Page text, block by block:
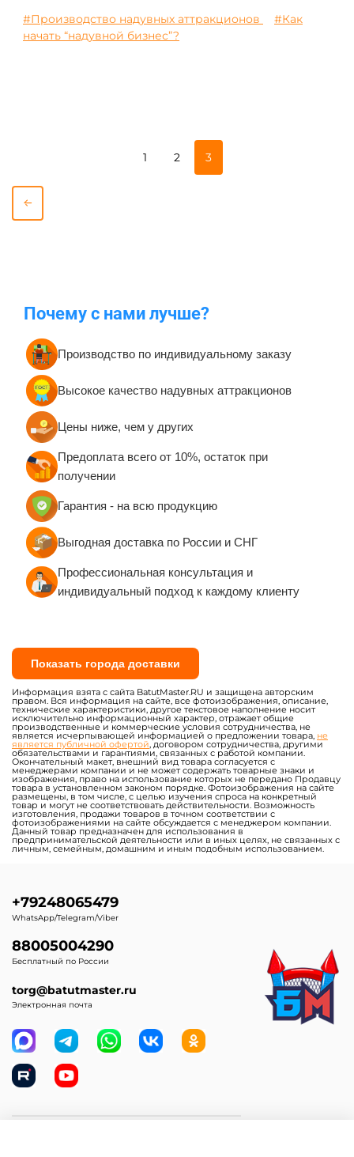
#Производство надувных аттракционов
#Как
начать “надувной бизнес”?
1 2 3
Почему с нами лучше?
Производство по индивидуальному заказу
Высокое качество надувных аттракционов
Цены ниже, чем у других
Предоплата всего от 10%, остаток при
получении
Гарантия - на всю продукцию
Выгодная доставка по России и СНГ
Профессиональная консультация и
индивидуальный подход к каждому клиенту
Показать города доставки
Информация взята с сайта BatutMaster.RU и защищена авторским
правом. Вся информация на сайте, все фотоизображения, описание,
технические характеристики, другое текстовое наполнение носит
исключительно информационный характер, отражает общие
производственные и коммерческие условия сотрудничества, не
является исчерпывающей информацией о предложении товара, не
является публичной офертой , договором сотрудничества, другими
обязательствами и гарантиями, связанных с работой компании.
Окончательный макет, внешний вид товара согласуется с
менеджерами компании и не может содержать товарные знаки и
изображения, право на использование которых не передано Продавцу
товара в установленном законом порядке. Фотоизображения на сайте
размещены, в том числе, с целью изучения спроса на конкретный
товар и могут не соответствовать действительности. Возможность
изготовления, продажи товаров в точном соответствии с
фотоизображениями на сайте обсуждается с менеджером компании.
Данный товар предназначен для использования в
предпринимательской деятельности или в иных целях, не связанных с
личным, семейным, домашним и иным подобным использованием.
+79248065479
WhatsApp/Telegram/Viber
88005004290
Бесплатный по России
torg@batutmaster.ru
Электронная почта